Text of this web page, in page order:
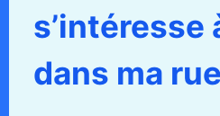
s’intéresse
dans ma